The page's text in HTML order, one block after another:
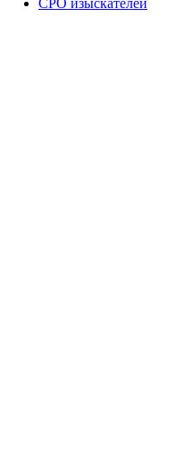
СРО изыскателей